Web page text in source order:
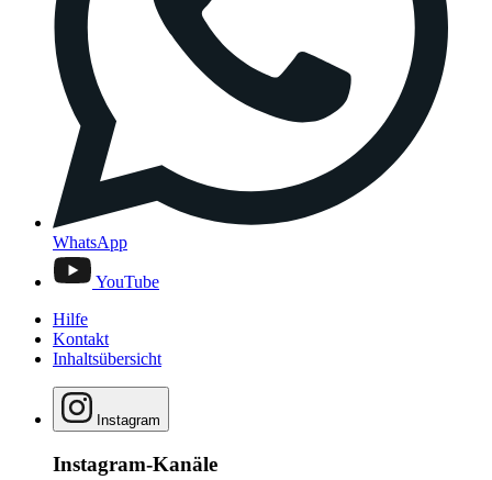
WhatsApp
YouTube
Hilfe
Kontakt
Inhaltsübersicht
Instagram
Instagram-Kanäle